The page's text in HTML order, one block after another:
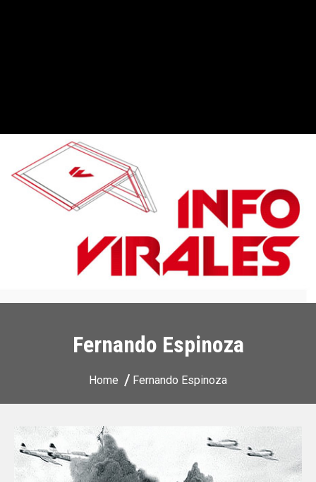
Fernando Espinoza
Home Fernando Espinoza